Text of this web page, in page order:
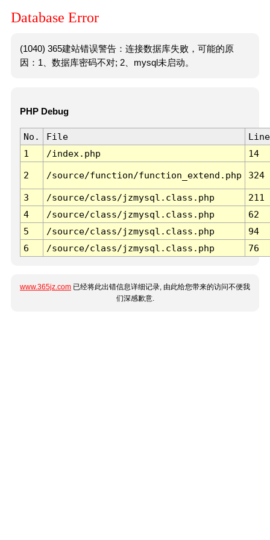
Database Error
(1040) 365建站错误警告：连接数据库失败，可能的原
因：1、数据库密码不对; 2、mysql未启动。
PHP Debug
No. File
Line
1
/index.php 14
2 /source/function/function_extend.php 324
3 /source/class/jzmysql.class.php
211
4
/source/class/jzmysql.class.php
62
5
/source/class/jzmysql.class.php
94
6
/source/class/jzmysql.class.php 76
www.365jz.com 已经将此出错信息详细记录, 由此给您带来的访问不便我
们深感歉意.